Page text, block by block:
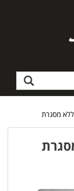
מסגרת